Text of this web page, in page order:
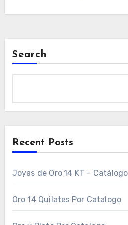
Search
Recent Posts
Joyas de Oro 14 KT – Catálogo
Oro 14 Quilates Por Catalogo